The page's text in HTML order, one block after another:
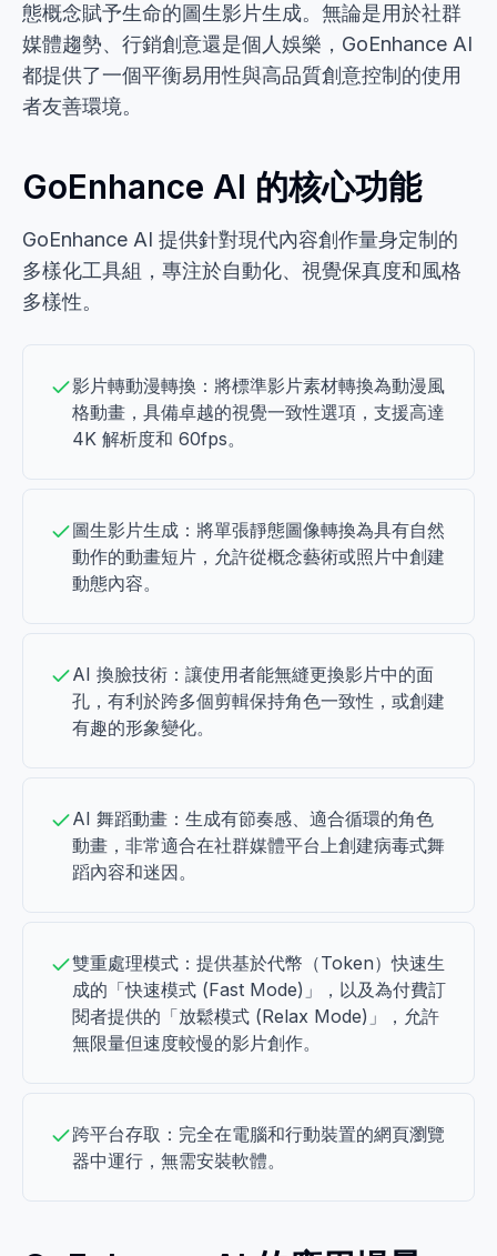
態概念賦予生命的圖生影片生成。無論是用於社群
媒體趨勢、行銷創意還是個人娛樂，GoEnhance AI
都提供了一個平衡易用性與高品質創意控制的使用
者友善環境。
GoEnhance AI 的核心功能
GoEnhance AI 提供針對現代內容創作量身定制的
多樣化工具組，專注於自動化、視覺保真度和風格
多樣性。
影片轉動漫轉換：將標準影片素材轉換為動漫風
格動畫，具備卓越的視覺一致性選項，支援高達
4K 解析度和 60fps。
圖生影片生成：將單張靜態圖像轉換為具有自然
動作的動畫短片，允許從概念藝術或照片中創建
動態內容。
AI 換臉技術：讓使用者能無縫更換影片中的面
孔，有利於跨多個剪輯保持角色一致性，或創建
有趣的形象變化。
AI 舞蹈動畫：生成有節奏感、適合循環的角色
動畫，非常適合在社群媒體平台上創建病毒式舞
蹈內容和迷因。
雙重處理模式：提供基於代幣（Token）快速生
成的「快速模式 (Fast Mode)」，以及為付費訂
閱者提供的「放鬆模式 (Relax Mode)」，允許
無限量但速度較慢的影片創作。
跨平台存取：完全在電腦和行動裝置的網頁瀏覽
器中運行，無需安裝軟體。